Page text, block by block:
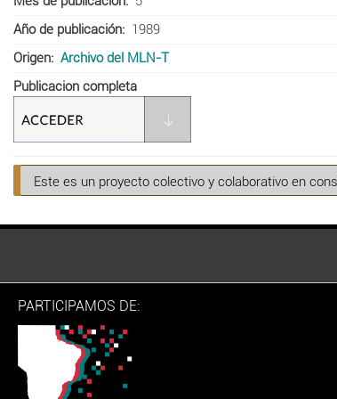
Año de publicación
1989
Origen
Archivo del MLN-T
Publicacion completa
Este es un proyecto colectivo y colaborativo en
PARTICIPAMOS DE: